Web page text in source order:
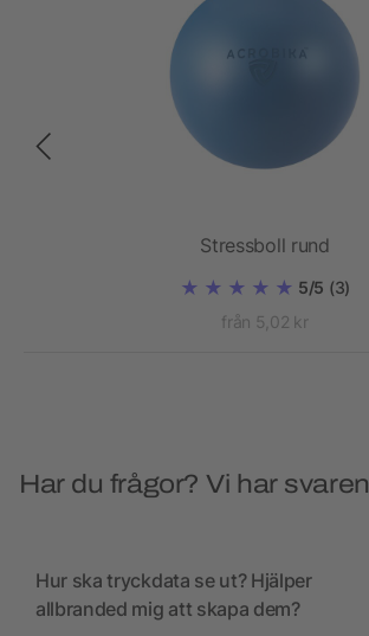
Stressboll rund
5/5 (3)
från 5,02 kr
Har du frågor? Vi har
Hur ska tryckdata se ut? Hjälper
allbranded mig att skapa dem?